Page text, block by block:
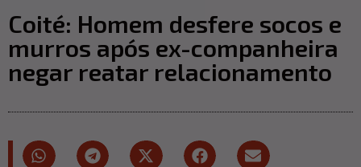
Coité: Homem desfere socos e
murros após ex-companheira
negar reatar relacionamento